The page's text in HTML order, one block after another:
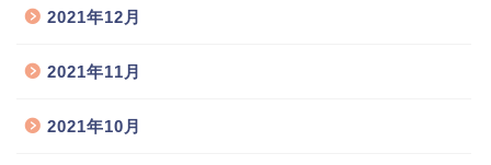
2021年12月
2021年11月
2021年10月